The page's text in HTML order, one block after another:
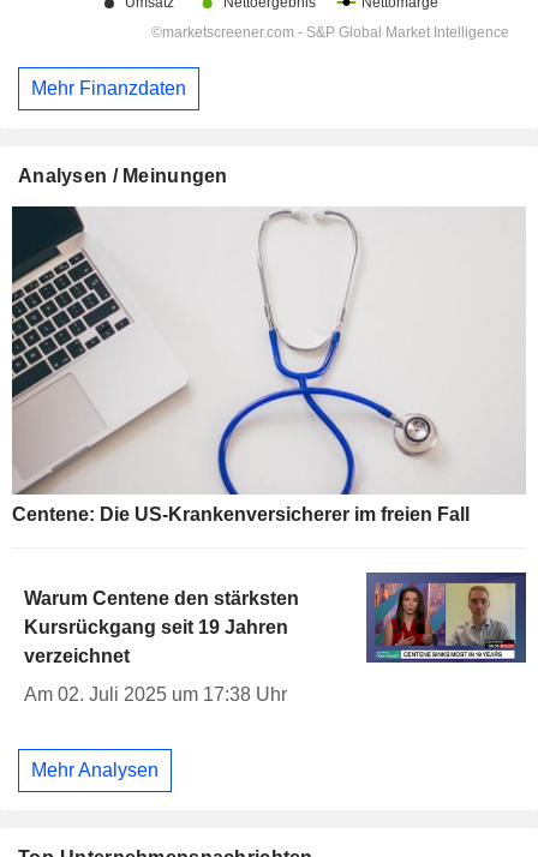
Mehr Finanzdaten
Analysen / Meinungen
Centene: Die US-Krankenversicherer im freien Fall
Warum Centene den stärksten
Kursrückgang seit 19 Jahren
verzeichnet
Am 02. Juli 2025 um 17:38 Uhr
Mehr Analysen